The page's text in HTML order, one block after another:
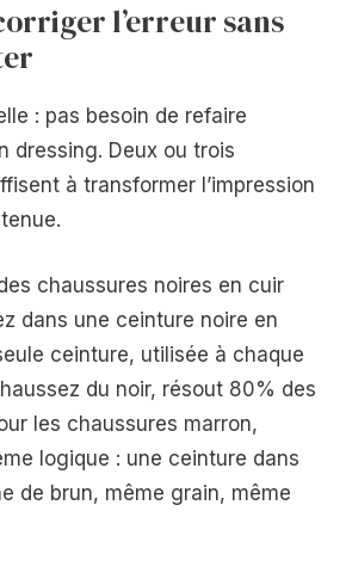
l’erreur sans
: pas besoin de refaire
dressing. Deux ou trois
à transformer l’impression
chaussures noires en cuir
dans une ceinture noire en
ceinture, utilisée à chaque
du noir, résout 80% des
les chaussures marron,
logique : une ceinture dans
de brun, même grain, même